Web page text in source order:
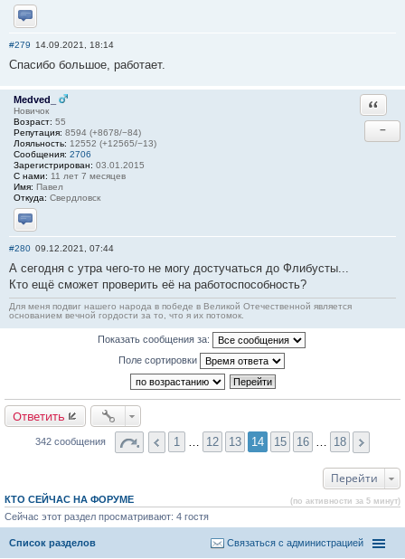
Отправить личное сообщение
#279 14.09.2021, 18:14
Спасибо большое, работает.
Medved_
Новичок
Возраст: 55
Репутация: 8594 (+8678/−84)
Лояльность: 12552 (+12565/−13)
Сообщения: 2706
Зарегистрирован: 03.01.2015
С нами: 11 лет 7 месяцев
Имя: Павел
Откуда: Свердловск
Отправить личное сообщение
−
#280 09.12.2021, 07:44
А сегодня с утра чего-то не могу достучаться до Флибусты...
Кто ещё сможет проверить её на работоспособность?
Для меня подвиг нашего народа в победе в Великой Отечественной является
основанием вечной гордости за то, что я их потомок.
Показать сообщения за:
Поле сортировки
Ответить
342 сообщения 1 … 12 13 14 15 16 … 18
Перейти
КТО СЕЙЧАС НА ФОРУМЕ (по активности за 5 минут)
Сейчас этот раздел просматривают: 4 гостя
Список разделов Связаться с администрацией